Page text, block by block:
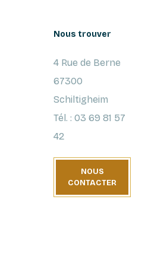
Nous trouver
4 Rue de Berne
67300
Schiltigheim
Tél. : 03 69 81 57
42
NOUS
CONTACTER